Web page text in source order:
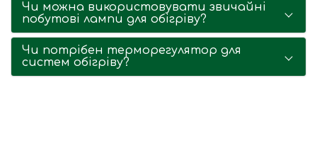
Чи можна використовувати звичайні
побутові лампи для обігріву?
Чи потрібен терморегулятор для
систем обігріву?